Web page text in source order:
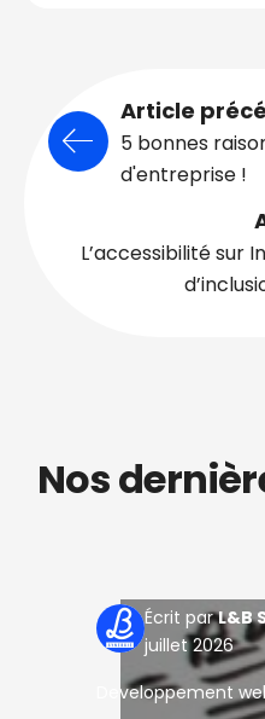
Article
5 bonnes
d'entreprise !
L’accessibilité sur
Nos
L&B
juillet 2026
Developpement